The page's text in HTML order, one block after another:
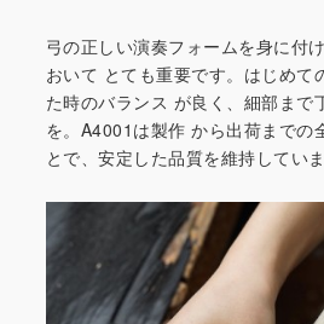
弓の正しい演奏フォームを身に付
おいて とても重要です。はじめて
た時のバランス が良く、細部まで
を。A4001は製作 から出荷までの
とで、安定した品質を維持 していま